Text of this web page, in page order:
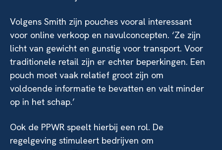
Volgens Smith zijn pouches vooral interessant
voor online verkoop en navulconcepten. ‘Ze zijn
licht van gewicht en gunstig voor transport. Voor
traditionele retail zijn er echter beperkingen. Een
pouch moet vaak relatief groot zijn om
voldoende informatie te bevatten en valt minder
op in het schap.’
Ook de PPWR speelt hierbij een rol. De
regelgeving stimuleert bedrijven om